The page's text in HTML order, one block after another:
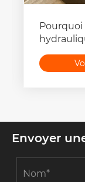
Pourquoi
Envoyer